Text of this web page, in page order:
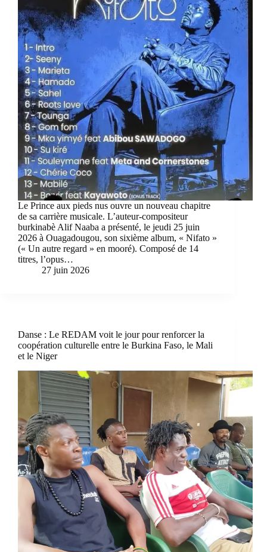
Le Prince aux pieds nus ouvre un nouveau chapitre
de sa carrière musicale. L’auteur-compositeur
burkinabè Alif Naaba a présenté, le jeudi 25 juin
2026 à Ouagadougou, son sixième album, « Nifato »
(« Un autre regard » en mooré). Composé de 14
titres, l’opus…
27 juin 2026
Danse : Le REDAM voit le jour pour renforcer la
coopération culturelle entre le Burkina Faso, le Mali
et le Niger